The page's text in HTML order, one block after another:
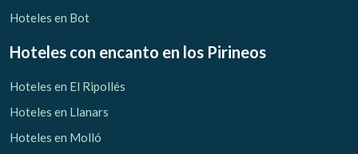
Hoteles en Bot
Hoteles con encanto en los Pirineos
Hoteles en El Ripollés
Hoteles en Llanars
Hoteles en Molló